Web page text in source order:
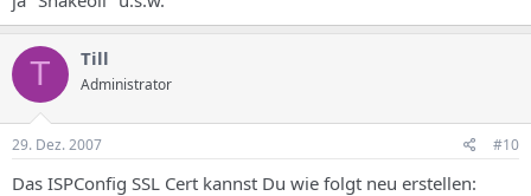
T Till
Administrator
29. Dez. 2007 #10
Das ISPConfig SSL Cert kannst Du wie folgt neu erstellen: